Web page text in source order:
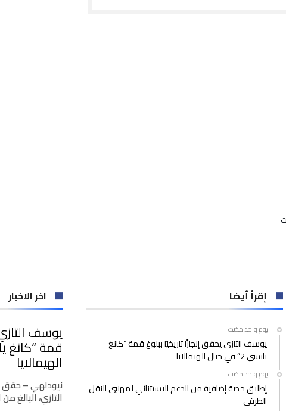
1031حالة
خلال
24
الماضية
مغلقة
إقرأ أيضاً
‫‫‫‏‫يوم واحد مضت‬
يوسف التازي يحقق إنجازًا تاريخيًا ببلوغ قمة “كانغ
ياتسي 2” في جبال الهيمالايا
‫‫‫‏‫يوم واحد مضت‬
إطلاق حصة إضافية من الدعم الاستثنائي لمهنيي النقل
الطرقي
اخر الاخبار
يوسف التازي
الهيمالايا
نيودلهي – حقق
التازي، البالغ من العمر 15